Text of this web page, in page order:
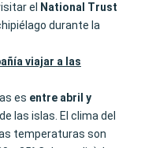
el
National Trust
durante la
viajar a las
es entre abril y
las islas. El clima del
temperaturas son